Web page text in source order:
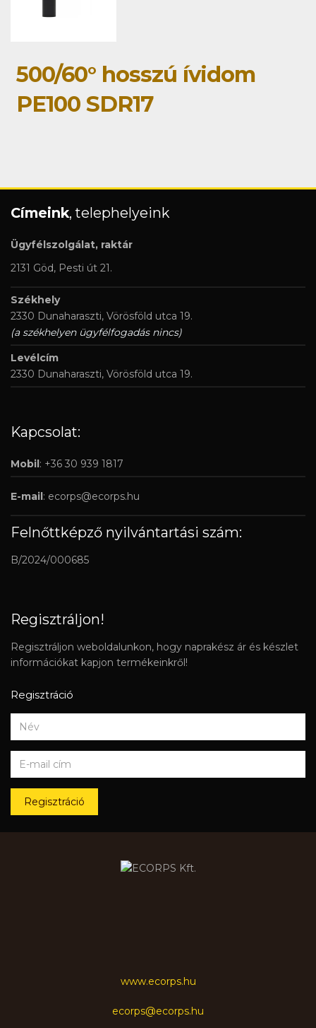
500/60° hosszú ívidom
PE100 SDR17
Címeink, telephelyeink
Ügyfélszolgálat, raktár
2131 Göd, Pesti út 21.
Székhely
2330 Dunaharaszti, Vörösföld utca 19.
(a székhelyen ügyfélfogadás nincs)
Levélcím
2330 Dunaharaszti, Vörösföld utca 19.
Kapcsolat:
Mobil : +36 30 939 1817
E-mail : ecorps@ecorps.hu
Felnőttképző nyilvántartási szám:
B/2024/000685
Regisztráljon!
Regisztráljon weboldalunkon, hogy naprakész ár és készlet
információkat kapjon termékeinkről!
Regisztráció
Regisztráció
www.ecorps.hu
ecorps@ecorps.hu